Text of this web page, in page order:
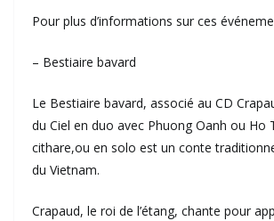
Pour plus d’informations sur ces
– Bestiaire bavard
Le Bestiaire bavard, associé au CD
du Ciel en duo avec Phuong Oanh ou Ho
cithare,ou en solo est un conte
du Vietnam.
Crapaud, le roi de l’étang, chante pour